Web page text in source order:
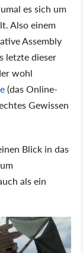
es sich um
Also einem
Assembly
letzte dieser
wohl
(das Online-
Gewissen
Blick in das
als ein